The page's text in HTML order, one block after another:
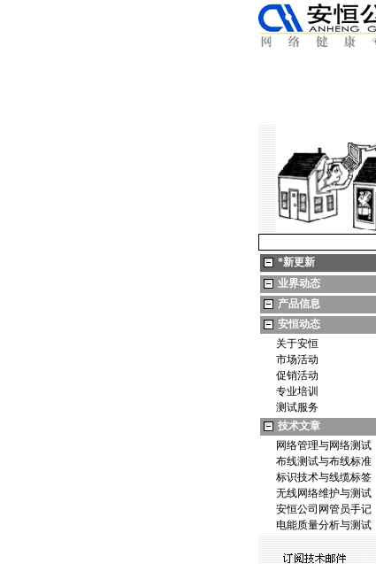
*新更新
业界动态
产品信息
安恒动态
关于安恒
市场活动
促销活动
专业培训
测试服务
技术文章
网络管理与网络测试
布线测试与布线标准
标识技术与线缆标签
无线网络维护与测试
安恒公司网管员手记
电能质量分析与测试